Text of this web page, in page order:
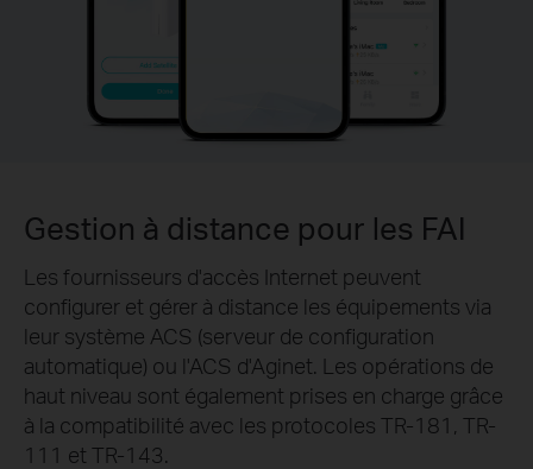
Gestion à distance pour les FAI
Les fournisseurs d'accès Internet peuvent
configurer et gérer à distance les équipements via
leur système ACS (serveur de configuration
automatique) ou l'ACS d'Aginet. Les opérations de
haut niveau sont également prises en charge grâce
à la compatibilité avec les protocoles TR-181, TR-
111 et TR-143.